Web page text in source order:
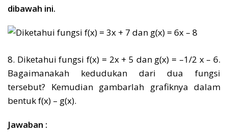
dibawah ini.
8. Diketahui fungsi f(x) = 2x + 5 dan g(x) = –1/2 x – 6.
Bagaimanakah kedudukan dari dua fungsi
tersebut? Kemudian gambarlah grafiknya dalam
bentuk f(x) – g(x).
Jawaban :